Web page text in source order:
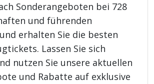
Sonderangeboten bei 728
und führenden
erhalten Sie die besten
Lassen Sie sich
nutzen Sie unsere aktuellen
und Rabatte auf exklusive